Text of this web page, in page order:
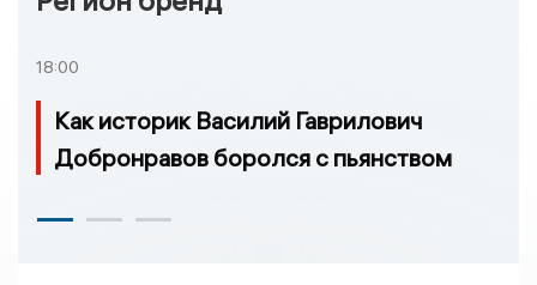
18:00
Как историк Василий Гаврилович
Добронравов боролся с пьянством